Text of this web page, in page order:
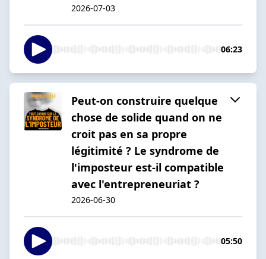
2026-07-03
06:23
Peut-on construire quelque
chose de solide quand on ne
croit pas en sa propre
légitimité ? Le syndrome de
l'imposteur est-il compatible
avec l'entrepreneuriat ?
2026-06-30
05:50